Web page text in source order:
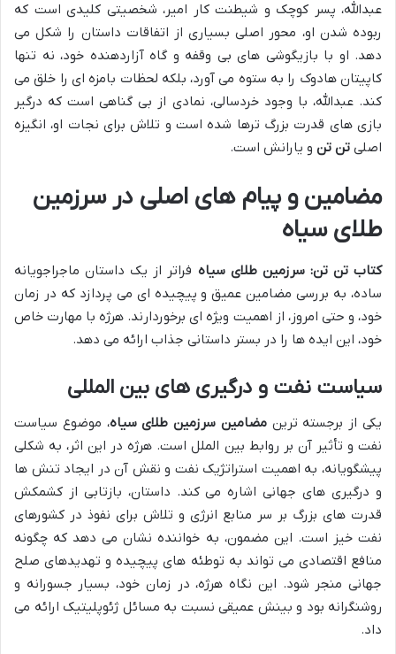
عبدالله، پسر کوچک و شیطنت کار امیر، شخصیتی کلیدی است که
ربوده شدن او، محور اصلی بسیاری از اتفاقات داستان را شکل می
دهد. او با بازیگوشی های بی وقفه و گاه آزاردهنده خود، نه تنها
کاپیتان هادوک را به ستوه می آورد، بلکه لحظات بامزه ای را خلق می
کند. عبدالله، با وجود خردسالی، نمادی از بی گناهی است که درگیر
بازی های قدرت بزرگ ترها شده است و تلاش برای نجات او، انگیزه
اصلی تن تن و یارانش است.
مضامین و پیام های اصلی در سرزمین
طلای سیاه
کتاب تن تن: سرزمین طلای سیاه فراتر از یک داستان ماجراجویانه
ساده، به بررسی مضامین عمیق و پیچیده ای می پردازد که در زمان
خود، و حتی امروز، از اهمیت ویژه ای برخوردارند. هرژه با مهارت خاص
خود، این ایده ها را در بستر داستانی جذاب ارائه می دهد.
سیاست نفت و درگیری های بین المللی
یکی از برجسته ترینمضامین سرزمین طلای سیاه، موضوع سیاست
نفت و تأثیر آن بر روابط بین الملل است. هرژه در این اثر، به شکلی
پیشگویانه، به اهمیت استراتژیک نفت و نقش آن در ایجاد تنش ها
و درگیری های جهانی اشاره می کند. داستان، بازتابی از کشمکش
قدرت های بزرگ بر سر منابع انرژی و تلاش برای نفوذ در کشورهای
نفت خیز است. این مضمون، به خواننده نشان می دهد که چگونه
منافع اقتصادی می تواند به توطئه های پیچیده و تهدیدهای صلح
جهانی منجر شود. این نگاه هرژه، در زمان خود، بسیار جسورانه و
روشنگرانه بود و بینش عمیقی نسبت به مسائل ژئوپلیتیک ارائه می
داد.